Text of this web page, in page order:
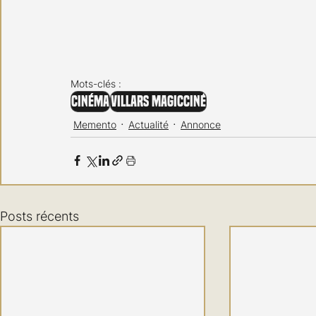
Mots-clés :
CinémaVillars MagicCiné
Memento Actualité Annonce
Posts récents